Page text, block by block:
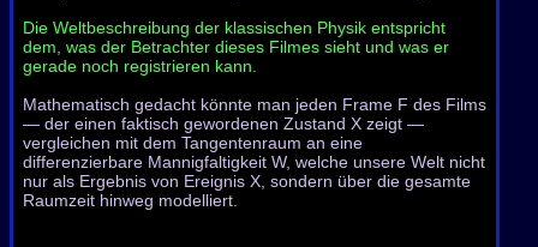
Die Weltbeschreibung der klassischen Physik entspricht
dem, was der Betrachter dieses Filmes sieht und was er
gerade noch registrieren kann.
Mathematisch gedacht könnte man jeden Frame F des Films
— der einen faktisch gewordenen Zustand X zeigt —
vergleichen mit dem Tangentenraum an eine
differenzierbare Mannigfaltigkeit W, welche unsere Welt nicht
nur als Ergebnis von Ereignis X, sondern über die gesamte
Raumzeit hinweg modelliert.